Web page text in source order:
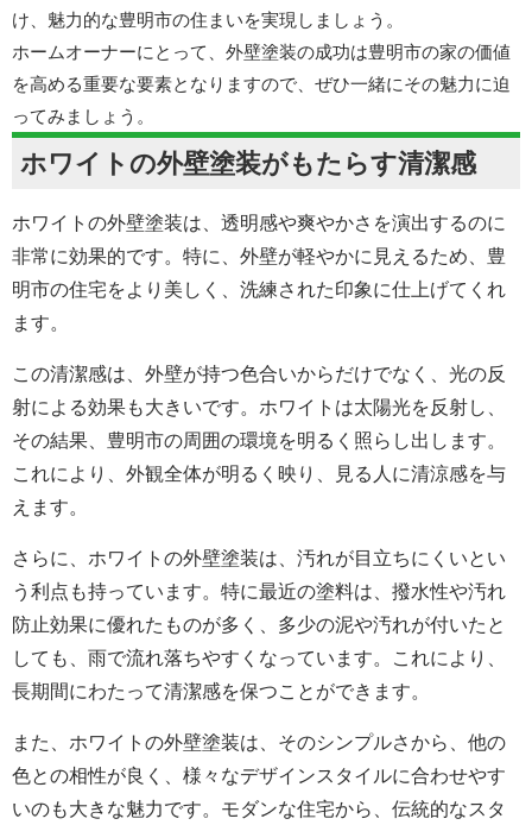
け、魅力的な豊明市の住まいを実現しましょう。
ホームオーナーにとって、外壁塗装の成功は豊明市の家の価値
を高める重要な要素となりますので、ぜひ一緒にその魅力に迫
ってみましょう。
ホワイトの外壁塗装がもたらす清潔感
ホワイトの外壁塗装は、透明感や爽やかさを演出するのに
非常に効果的です。特に、外壁が軽やかに見えるため、豊
明市の住宅をより美しく、洗練された印象に仕上げてくれ
ます。
この清潔感は、外壁が持つ色合いからだけでなく、光の反
射による効果も大きいです。ホワイトは太陽光を反射し、
その結果、豊明市の周囲の環境を明るく照らし出します。
これにより、外観全体が明るく映り、見る人に清涼感を与
えます。
さらに、ホワイトの外壁塗装は、汚れが目立ちにくいとい
う利点も持っています。特に最近の塗料は、撥水性や汚れ
防止効果に優れたものが多く、多少の泥や汚れが付いたと
しても、雨で流れ落ちやすくなっています。これにより、
長期間にわたって清潔感を保つことができます。
また、ホワイトの外壁塗装は、そのシンプルさから、他の
色との相性が良く、様々なデザインスタイルに合わせやす
いのも大きな魅力です。モダンな住宅から、伝統的なスタ